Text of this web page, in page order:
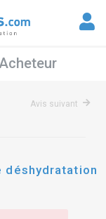
Avis suivant
déshydratation